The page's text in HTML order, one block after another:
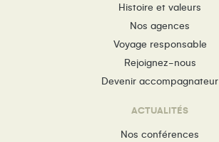
Histoire et valeurs
Nos agences
Voyage responsable
Rejoignez-nous
Devenir accompagnateur
ACTUALITÉS
Nos conférences